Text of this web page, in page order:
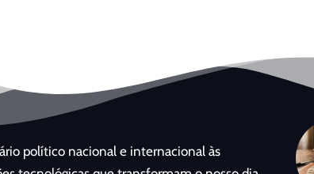
político nacional e internacional às